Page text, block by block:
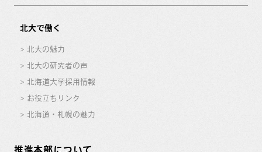
北大で働く
北大の魅力
北大の研究者の声
北海道大学採用情報
お役立ちリンク
北海道・札幌の魅力
推進本部について